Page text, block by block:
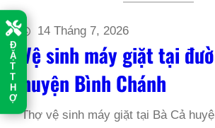
Đ
Ặ
T
T
H
Ợ
14 Tháng 7, 2026
Vệ sinh máy giặt tại
huyện Bình Chánh
Thợ vệ sinh máy giặt tại Bà Cả